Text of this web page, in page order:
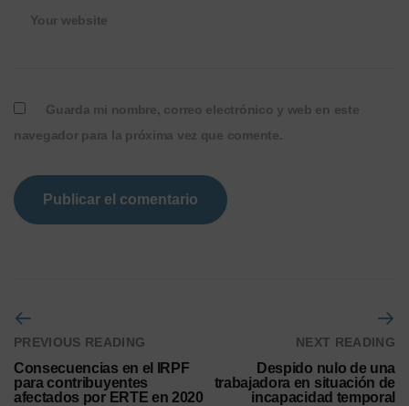
Your website
Guarda mi nombre, correo electrónico y web en este
navegador para la próxima vez que comente.
PREVIOUS READING
Consecuencias en el IRPF
para contribuyentes
afectados por ERTE en 2020
NEXT READING
Despido nulo de una
trabajadora en situación de
incapacidad temporal